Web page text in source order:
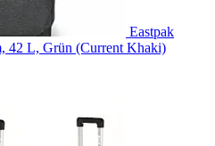
Eastpak
42 L, Grün (Current Khaki)